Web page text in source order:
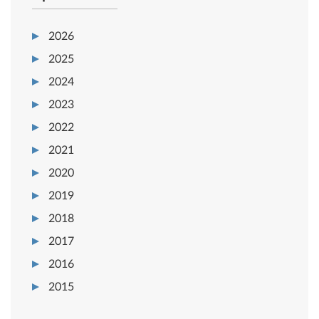
2026
2025
2024
2023
2022
2021
2020
2019
2018
2017
2016
2015